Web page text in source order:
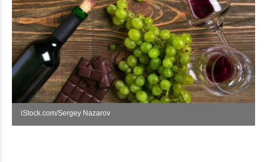
iStock.com/Sergey Nazarov